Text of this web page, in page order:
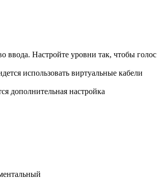
ввода. Настройте уровни так, чтобы голос
использовать виртуальные кабели
дополнительная настройка